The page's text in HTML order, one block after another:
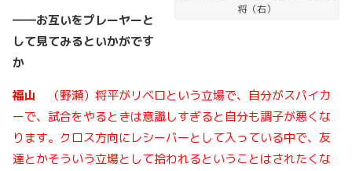
将（右）
――お互いをプレーヤーと
して見てみるといかがです
か
福山 （野瀬）将平がリベロという立場で、自分がスパイカ
ーで、試合をやるときは意識しすぎると自分も調子が悪くな
ります。クロス方向にレシーバーとして入っている中で、友
達とかそういう立場として拾われるということはされたくな